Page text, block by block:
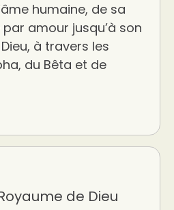
humaine, de sa
amour jusqu’à son
à travers les
du Bêta et de
de Dieu